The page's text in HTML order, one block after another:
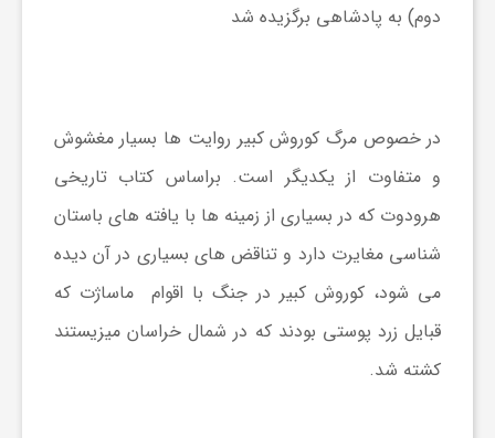
دوم) به پادشاهی برگزیده شد
در خصوص مرگ کوروش کبیر روایت ها بسیار مغشوش
و متفاوت از یکدیگر است. براساس کتاب تاریخی
هرودوت که در بسیاری از زمینه ها با یافته های باستان
شناسی مغایرت دارد و تناقض های بسیاری در آن دیده
می شود، کوروش کبیر در جنگ با اقوام ماساژت که
قبایل زرد پوستی بودند که در شمال خراسان میزیستند
کشته شد.